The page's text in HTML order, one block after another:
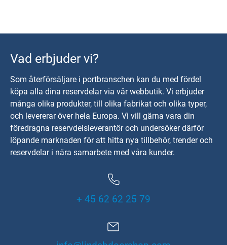
Vad erbjuder vi?
Som återförsäljare i portbranschen kan du med fördel
köpa alla dina reservdelar via vår webbutik. Vi erbjuder
många olika produkter, till olika fabrikat och olika typer,
och levererar över hela Europa. Vi vill gärna vara din
föredragna reservdelsleverantör och undersöker därför
löpande marknaden för att hitta nya tillbehör, trender och
reservdelar i nära samarbete med våra kunder.
+ 45 62 62 25 79